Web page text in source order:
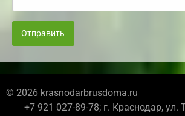
Отправить
© 2026 krasnodarbrusdoma.ru
+7 921 027-89-78; г. Краснодар, ул.